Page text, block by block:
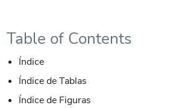
Table of Contents
Índice
Índice de Tablas
Índice de Figuras